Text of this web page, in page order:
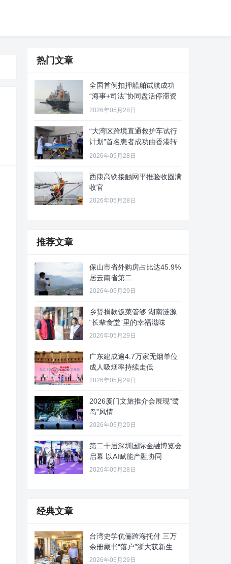
热门文章
全国首例扣押船舶试航成功
“海事+司法”协同盘活停滞资
产
2026年05月28日
“大湾区跨境直通救护车试行
计划”首名患者成功由香港转
至珠
2026年05月28日
西康高铁接触网平推验收圆满
收官
2026年05月28日
推荐文章
保山市省外购房占比达45.9%
居云南省第二
2026年05月29日
乡贤捐款饭菜管够 湖南涟源
“长辈食堂”里的幸福滋味
2026年05月29日
广东建成逾4.7万家无烟单位
成人吸烟率持续走低
2026年05月29日
2026厦门文旅推介会展现“鹭
岛”风情
2026年05月29日
第二十届深圳国际金融博览会
启幕 以AI赋能产融协同
2026年05月28日
经典文章
台湾史学伉俪跨海托付 三万
余册藏书“落户”浙大获新生
2026年05月29日